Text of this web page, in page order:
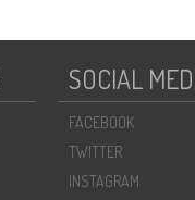
SOCIAL
FACEBOOK
TWITTER
INSTAGRAM